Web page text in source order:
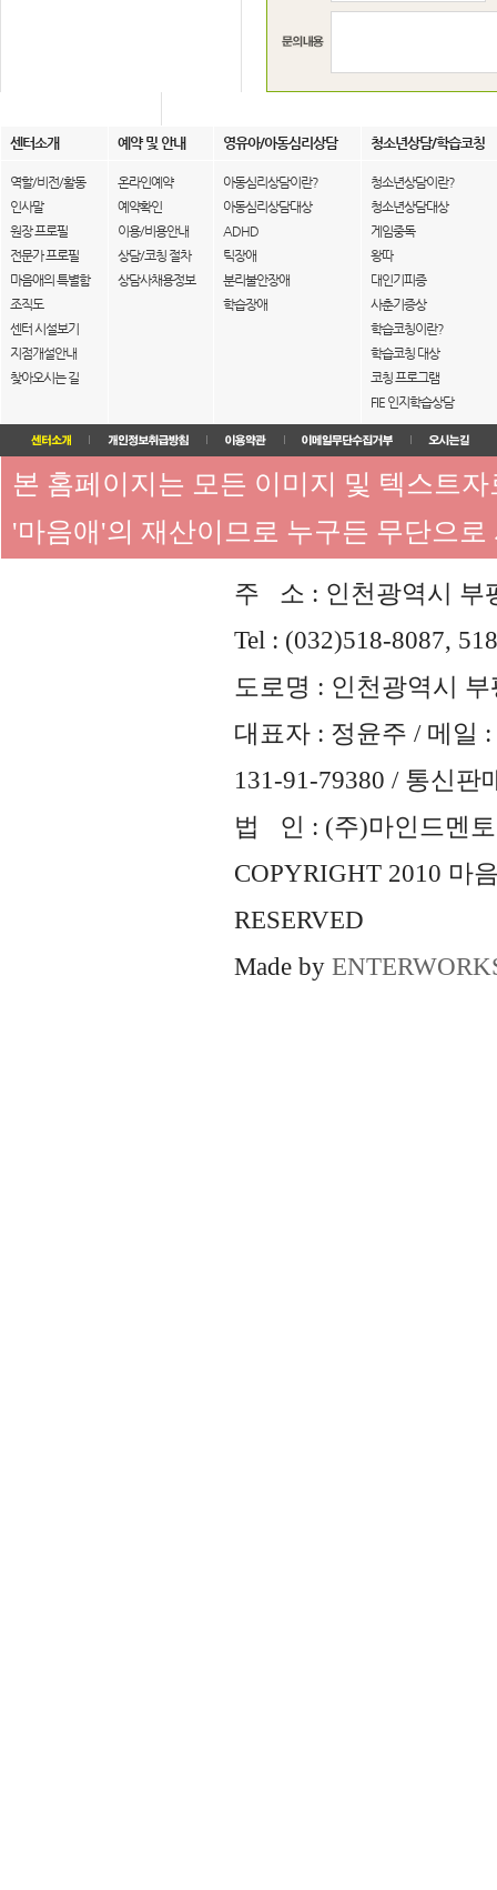
센터소개 예약 및 안내 영유아/아동심리상담 청소년상담/학습코칭
역할/비전/활동
인사말
원장 프로필
전문가 프로필
마음애의 특별함
조직도
센터 시설보기
지점개설안내
찾아오시는 길
온라인예약
예약확인
이용/비용안내
상담/코칭 절차
상담사채용정보
아동심리상담이란?
아동심리상담대상
ADHD
틱장애
분리불안장애
학습장애
청소년상담이란?
청소년상담대상
게임중독
왕따
대인기피증
사춘기증상
학습코칭이란?
학습코칭 대상
코칭 프로그램
FIE 인지학습상담
본 홈페이지는 모든 이미지 및 텍스트
'마음애'의 재산이므로 누구든 무단으
주 소 : 인천광역시 부
Tel : (032)518-8087,
도로명 : 인천광역시
대표자 : 정윤주 / 메일 :
131-91-79380 / 통신판
법 인 : (주)마인드멘토
COPYRIGHT 2010 마
RESERVED
Made by